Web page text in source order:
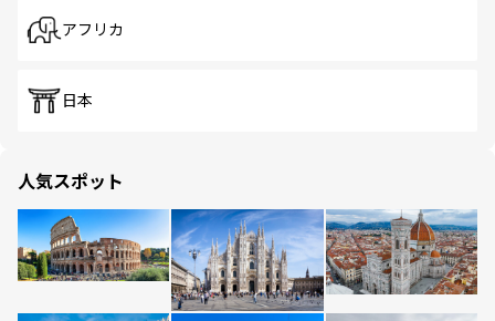
アフリカ
日本
人気スポット